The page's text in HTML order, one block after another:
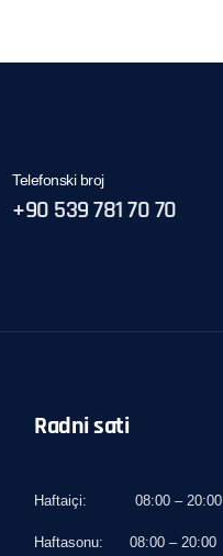
Telefonski broj
+90 539 781 70 70
Radni sati
Haftaiçi: 08:00 – 20:00
Haftasonu: 08:00 – 20:00